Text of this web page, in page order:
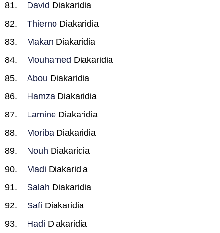
David Diakaridia
Thierno Diakaridia
Makan Diakaridia
Mouhamed Diakaridia
Abou Diakaridia
Hamza Diakaridia
Lamine Diakaridia
Moriba Diakaridia
Nouh Diakaridia
Madi Diakaridia
Salah Diakaridia
Safi Diakaridia
Hadi Diakaridia